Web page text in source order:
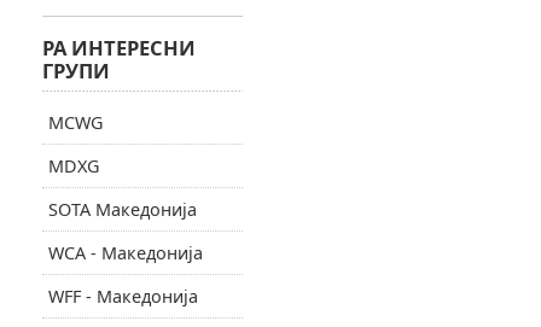
РА ИНТЕРЕСНИ
ГРУПИ
MCWG
MDXG
SOTA Македонија
WCA - Македонија
WFF - Македонија